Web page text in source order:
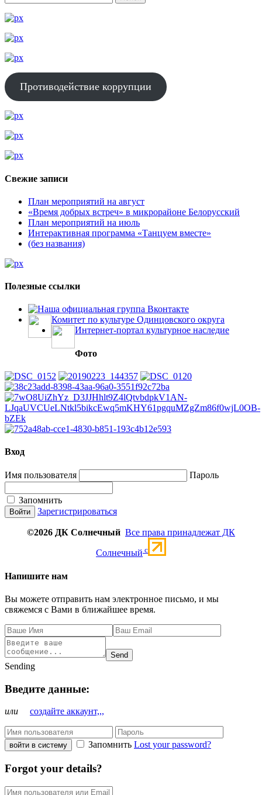
Противодействие коррупции
Свежие записи
План мероприятий на август
«Время добрых встреч» в микрорайоне Белорусский
План мероприятий на июль
Интерактивная программа «Танцуем вместе»
(без названия)
Полезные ссылки
Наша официальная группа Вконтакте
Комитет по культуре Одинцовского округа
Интернет-портал культурное наследие
Фото
Вход
Имя пользователя Пароль
Запомнить
Зарегистрироваться
©2026 ДК Солнечный Все права принадлежат ДК
Солнечный c
Напишите нам
Вы можете отправить нам электронное письмо, и мы
свяжемся с Вами в ближайшее время.
Send
Sending
Введите данные:
или создайте аккаунт,,,
войти в систему Запомнить Lost your password?
Forgot your details?